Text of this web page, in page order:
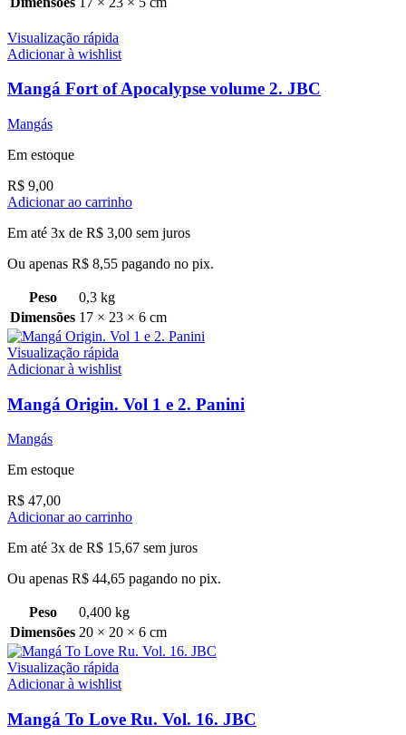
Visualização rápida
Adicionar à wishlist
Mangá Fort of Apocalypse volume 2. JBC
Mangás
Em estoque
R$ 9,00
Adicionar ao carrinho
Em até 3x de R$ 3,00 sem juros
Ou apenas R$ 8,55 pagando no pix.
Peso
0,3 kg
Dimensões 17 × 23 × 6 cm
Visualização rápida
Adicionar à wishlist
Mangá Origin. Vol 1 e 2. Panini
Mangás
Em estoque
R$ 47,00
Adicionar ao carrinho
Em até 3x de R$ 15,67 sem juros
Ou apenas R$ 44,65 pagando no pix.
Peso
0,400 kg
Dimensões 20 × 20 × 6 cm
Visualização rápida
Adicionar à wishlist
Mangá To Love Ru. Vol. 16. JBC